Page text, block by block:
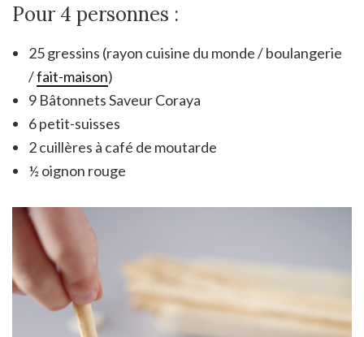
Pour 4 personnes :
25 gressins (rayon cuisine du monde / boulangerie
/fait-maison)
9 Bâtonnets Saveur Coraya
6 petit-suisses
2 cuillères à café de moutarde
½ oignon rouge